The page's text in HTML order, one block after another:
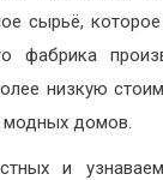
сырьё,
фабрика
низкую
модных домов.
и